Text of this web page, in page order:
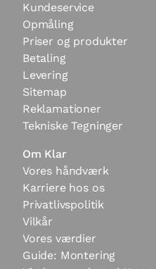
Kundeservice
Opmåling
Priser og produkter
Betaling
Levering
Sitemap
Reklamationer
Tekniske Tegninger
Om Klar
Vores håndværk
Karriere hos os
Privatlivspolitik
Vilkår
Vores værdier
Guide: Montering